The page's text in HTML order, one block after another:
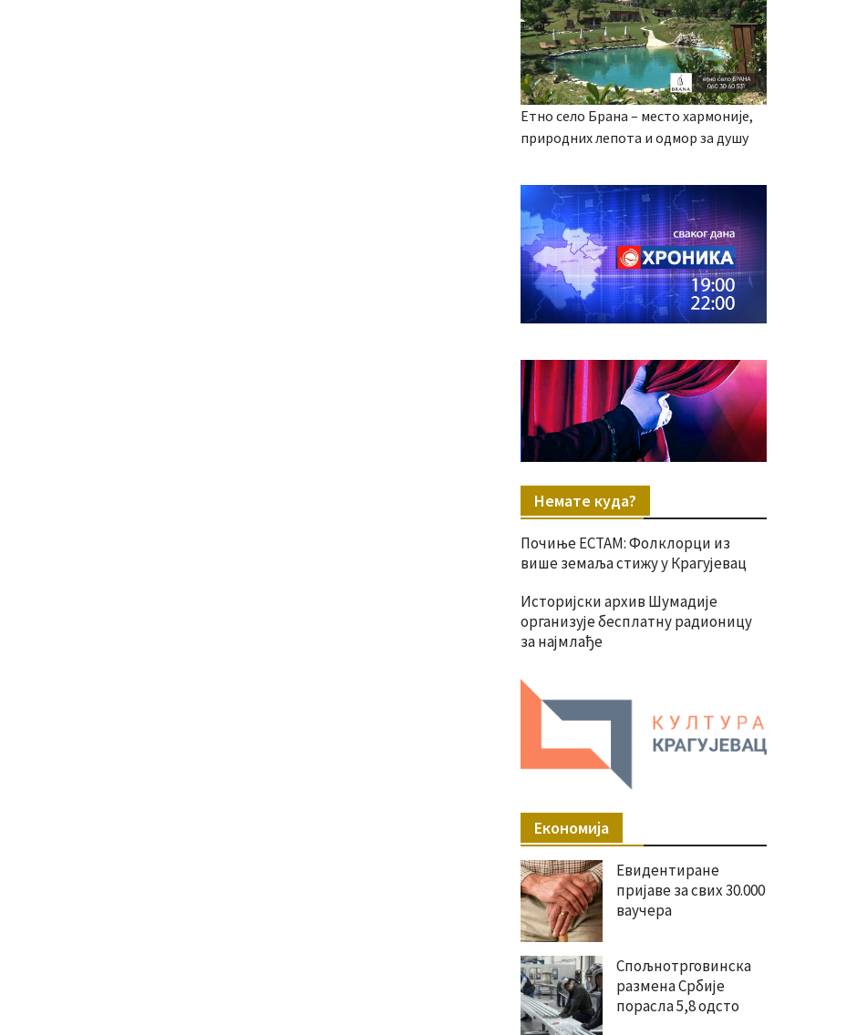
Етно село Брана – место хармоније,
природних лепота и одмор за душу
Немате куда?
Почиње ЕСТАМ: Фолклорци из
више земаља стижу у Крагујевац
Историјски архив Шумадије
организује бесплатну радионицу
за најмлађе
Економија
Евидентиране
пријаве за свих 30.000
ваучера
Спољнотрговинска
размена Србије
порасла 5,8 одсто